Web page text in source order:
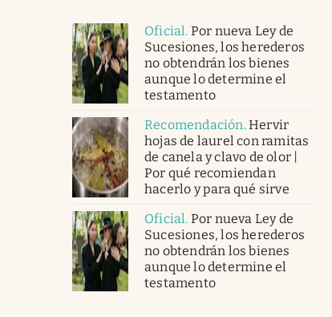
Oficial. Por nueva Ley de
Sucesiones, los herederos
no obtendrán los bienes
aunque lo determine el
testamento
Recomendación.Hervir
hojas de laurel con ramitas
de canela y clavo de olor |
Por qué recomiendan
hacerlo y para qué sirve
Oficial. Por nueva Ley de
Sucesiones, los herederos
no obtendrán los bienes
aunque lo determine el
testamento